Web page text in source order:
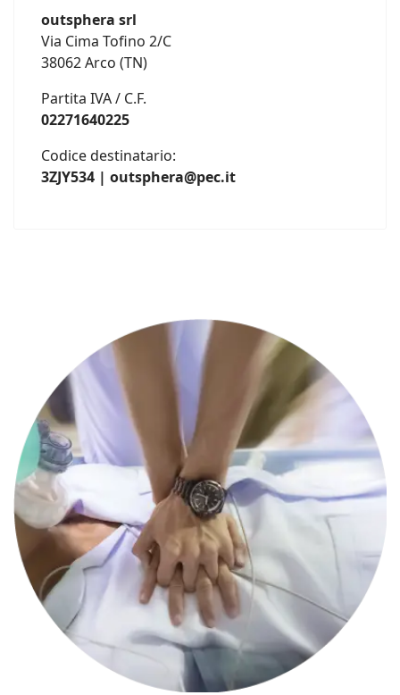
outsphera srl
Via Cima Tofino 2/C
38062 Arco (TN)
Partita IVA / C.F.
02271640225
Codice destinatario:
3ZJY534 | outsphera@pec.it